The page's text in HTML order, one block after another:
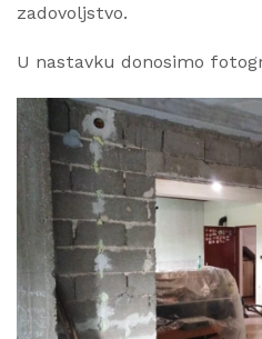
zadovoljstvo.
U nastavku donosimo